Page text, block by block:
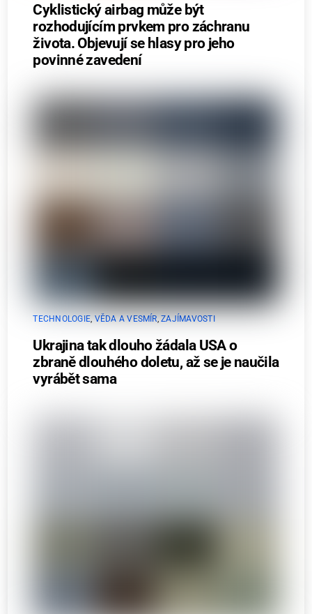
Cyklistický airbag může být
rozhodujícím prvkem pro záchranu
života. Objevují se hlasy pro jeho
povinné zavedení
TECHNOLOGIE VĚDA A VESMÍR ,ZAJÍMAVOSTI
Ukrajina tak dlouho žádala USA o
zbraně dlouhého doletu, až se je naučila
vyrábět sama